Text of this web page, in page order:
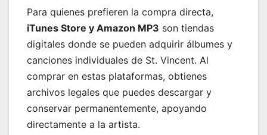
Para quienes prefieren la compra directa,
iTunes Store y Amazon MP3 son tiendas
digitales donde se pueden adquirir álbumes y
canciones individuales de St. Vincent. Al
comprar en estas plataformas, obtienes
archivos legales que puedes descargar y
conservar permanentemente, apoyando
directamente a la artista.